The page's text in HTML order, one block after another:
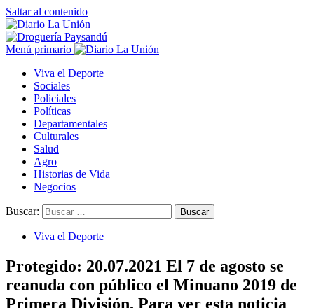
Saltar al contenido
Menú primario
Viva el Deporte
Sociales
Policiales
Políticas
Departamentales
Culturales
Salud
Agro
Historias de Vida
Negocios
Buscar:
Viva el Deporte
Protegido: 20.07.2021 El 7 de agosto se
reanuda con público el Minuano 2019 de
Primera División. Para ver esta noticia